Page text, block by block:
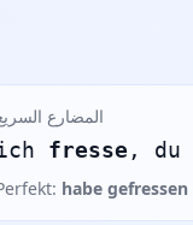
المضارع
fresse , du
habe gefressen